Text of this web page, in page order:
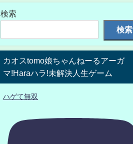
検索
検索
カオスtomo娘ちゃんねーるアーガ
マ!Haraハラ!未解決人生ゲーム
ハゲて無双